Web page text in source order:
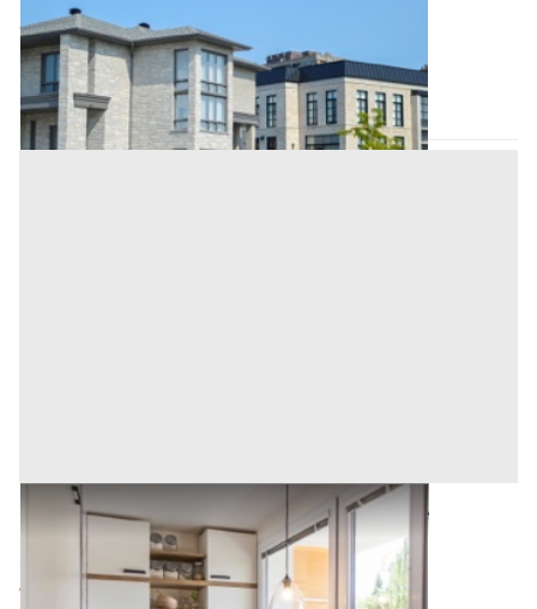
Orotelli (Nuoro)
30.540 € 40.720 €
Codice asta:44db84fe
Asta chiusa
Asta Abitazione di tipo popolare con locale
commerciale e appartamento
Offerta minima
40.500 € 54.000 €